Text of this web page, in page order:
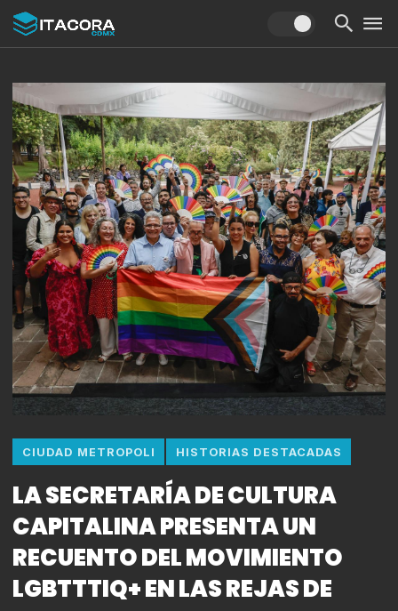
CIUDAD METROPOLI HISTORIAS DESTACADAS
LA SECRETARÍA DE CULTURA
CAPITALINA PRESENTA UN
RECUENTO DEL MOVIMIENTO
LGBTTTIQ+ EN LAS REJAS DE